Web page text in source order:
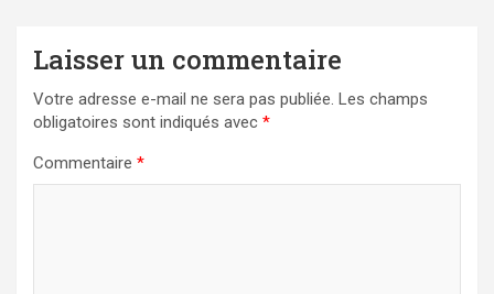
Laisser un commentaire
Votre adresse e-mail ne sera pas publiée. Les champs
obligatoires sont indiqués avec *
Commentaire *